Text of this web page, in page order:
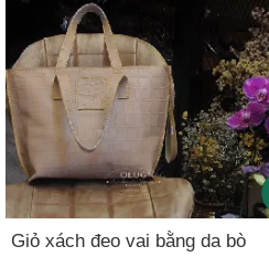
Giỏ xách đeo vai bằng da bò